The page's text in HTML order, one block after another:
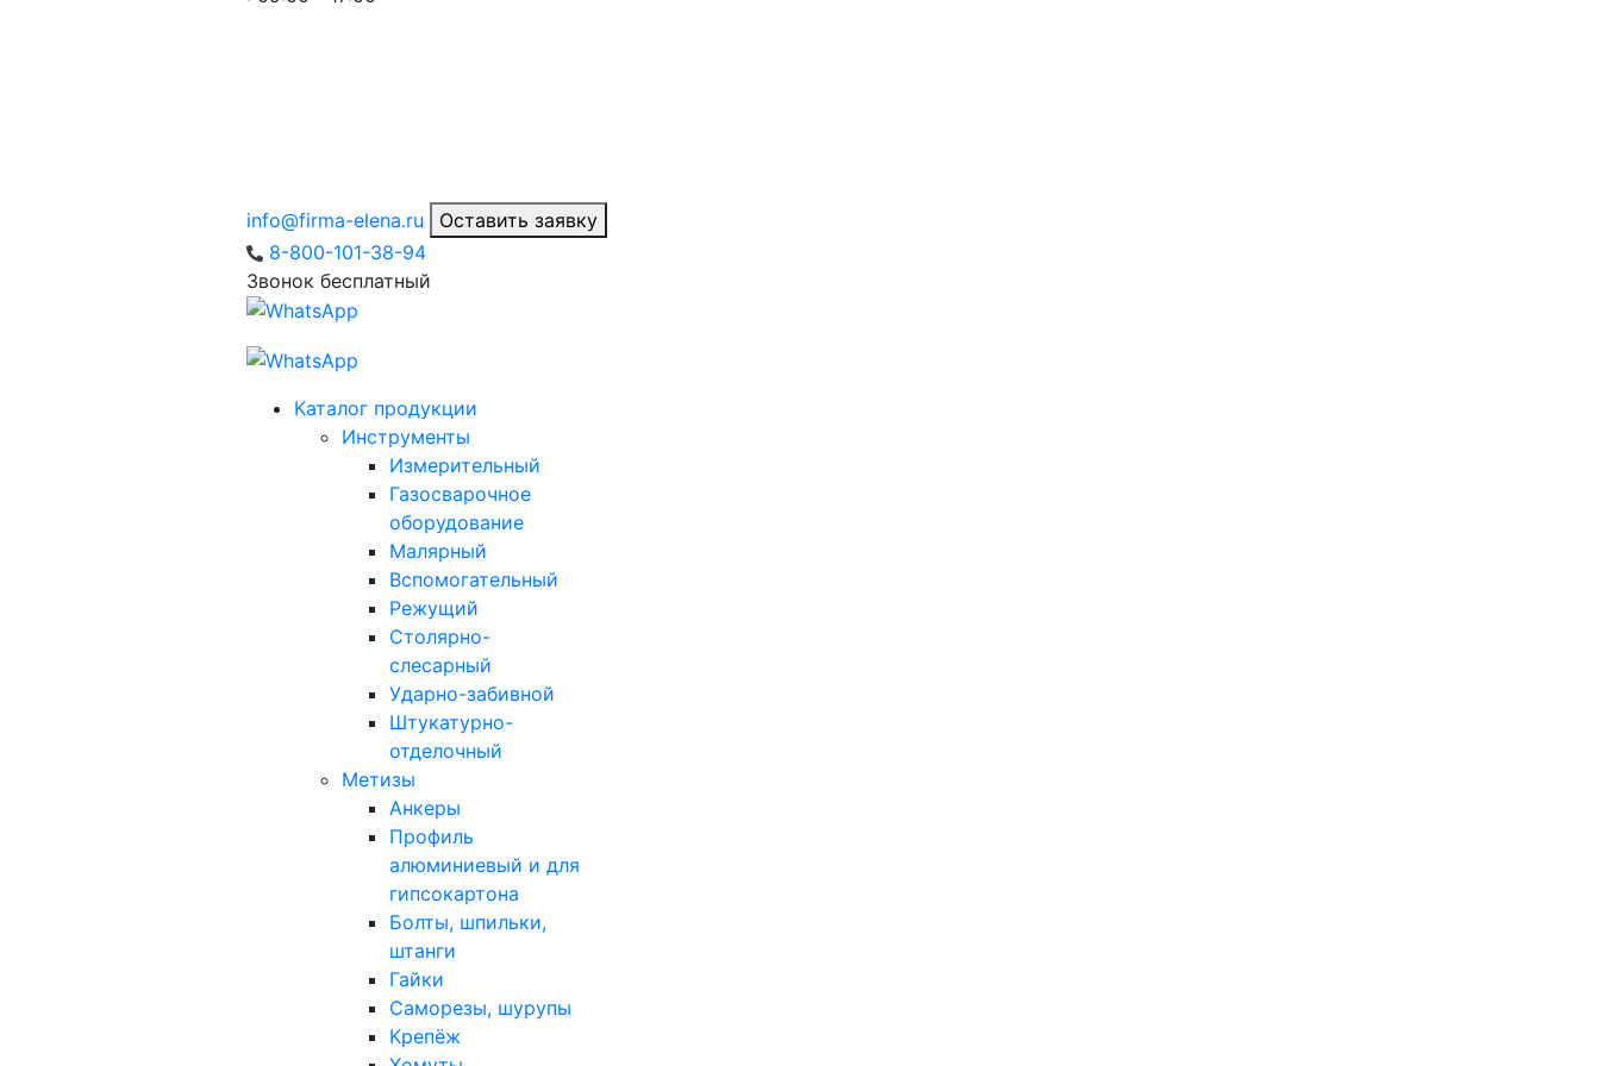
info@firma-elena.ru
Оставить заявку
8-800-101-38-94
Звонок бесплатный
Каталог продукции
Инструменты
Измерительный
Газосварочное
оборудование
Малярный
Вспомогательный
Режущий
Столярно-
слесарный
Ударно-забивной
Штукатурно-
отделочный
Метизы
Анкеры
Профиль
алюминиевый и для
гипсокартона
Болты, шпильки,
штанги
Гайки
Саморезы, шурупы
Крепёж